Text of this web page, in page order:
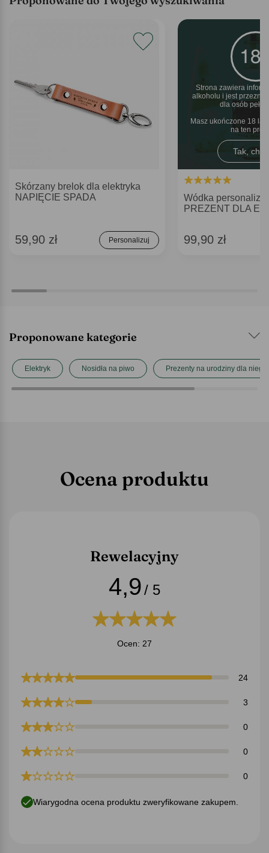
Skórzany brelok dla elektryka
NAPIĘCIE SPADA
59,90 zł Personalizuj
Strona zawiera
alkoholu i jest
dla osób
Masz ukończone 18 lat
na ten
Tak,
Wódka
PREZENT DLA
99,90 zł
Proponowane kategorie
Elektryk Nosidła na piwo Prezenty na urodziny dla niego
Ocena produktu
Rewelacyjny
4,9/ 5
Ocen: 27
24
3
0
0
0
Wiarygodna ocena produktu zweryfikowane zakupem.